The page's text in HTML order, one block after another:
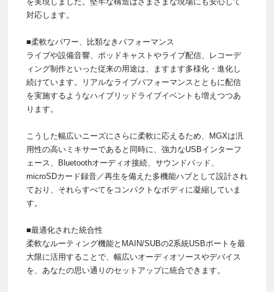
対応します。
■柔軟なパワー、比類なきパフォーマンス
ライブや設備音響、ポッドキャストやライブ配信、レコーデ
ィング制作といった従来の用途は、ますます多様化・進化し
続けています。リアルなライブパフォーマンスとともに配信
を実施するようなハイブリッドライブイベントも増えつつあ
ります。
こうした幅広いニーズにさらに柔軟に応えるため、MGXは汎
用性の高いミキサーであると同時に、強力なUSBインターフ
ェース、Bluetoothオーディオ接続、サウンドパッド、
microSDカード録音／再生を備えた多機能ハブとして設計され
ており、それらすべてをコンパクトなボディに凝縮していま
す。
■最適化された統合性
柔軟なルーティング機能とMAIN/SUBの2系統USBポートを最
大限に活用することで、幅広いオーディオソースやデバイス
を、あなたの思い通りのセットアップに統合できます。